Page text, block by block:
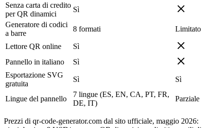
Senza carta di credito
per QR dinamici
Sì
Generatore di codici
a barre
8 formati Limitato
Lettore QR online
Sì
Pannello in italiano
Sì
Esportazione SVG
gratuita
Sì Sì
Lingue del pannello
7 lingue (ES, EN, CA, PT, FR,
DE, IT)
Parziale
Prezzi di qr-code-generator.com dal sito ufficiale, maggio 2026: